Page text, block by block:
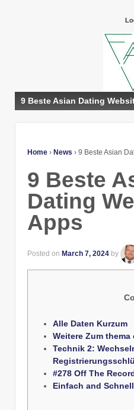
9 Beste Asian Dating
Home › News › 9 Beste Asian
9 Beste
Dating
Apps
Posted on March 7, 2024 by
Alle Daten Kurzum
Weitere Zum thema
Technik 2:
#278 Off The
Einfach and